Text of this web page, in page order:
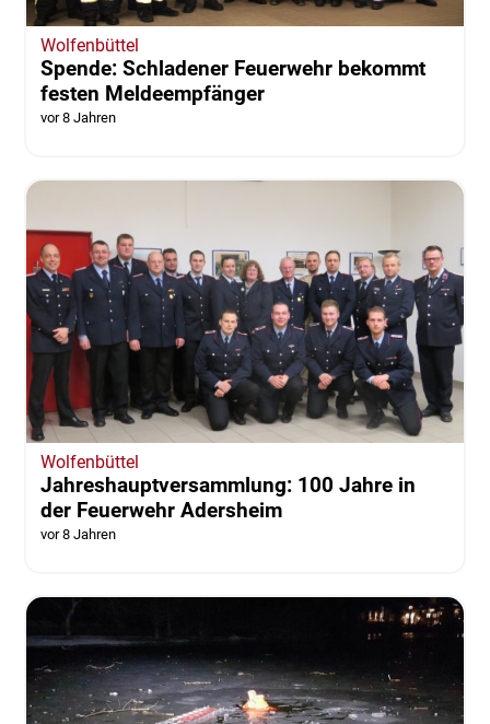
Wolfenbüttel
Spende: Schladener Feuerwehr bekommt
festen Meldeempfänger
vor 8 Jahren
Wolfenbüttel
Jahreshauptversammlung: 100 Jahre in
der Feuerwehr Adersheim
vor 8 Jahren